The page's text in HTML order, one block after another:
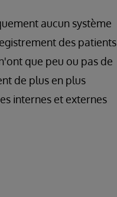
aucun système
des patients
que peu ou pas de
de plus en plus
internes et externes